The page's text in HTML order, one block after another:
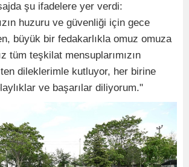
şu ifadelere yer verdi:
huzuru ve güvenliği için gece
büyük bir fedakarlıkla omuz omuza
tüm teşkilat mensuplarımızın
dileklerimle kutluyor, her birine
ve başarılar diliyorum."